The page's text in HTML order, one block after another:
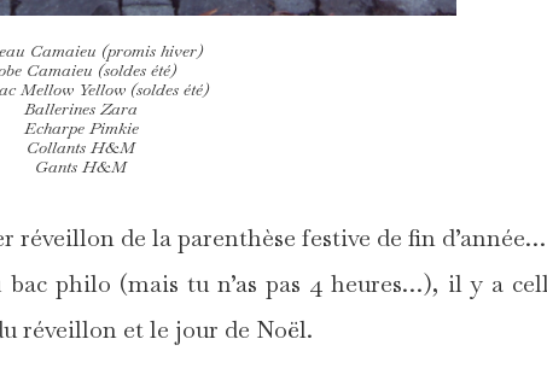
Camaieu (promis hiver)
Camaieu (soldes été)
Mellow Yellow (soldes été)
Ballerines Zara
Echarpe Pimkie
Collants H&M
Gants H&M
réveillon de la parenthèse festive de fin
philo (mais tu n’as pas 4 heures…), il y a
réveillon et le jour de Noël.